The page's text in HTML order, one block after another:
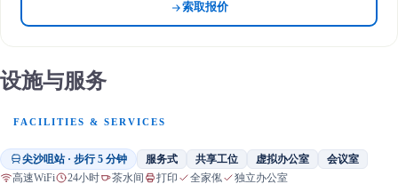
索取报价
设施与服务
FACILITIES & SERVICES
尖沙咀站 · 步行 5 分钟 服务式 共享工位 虚拟办公室 会议室
高速WiFi 24小时 茶水间 打印 全家俬 独立办公室